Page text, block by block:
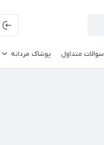
سوالات متداول پوشاک مردانه